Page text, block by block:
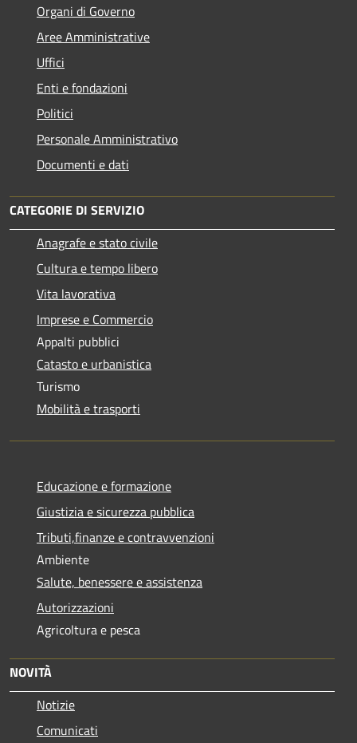
Organi di Governo
Aree Amministrative
Uffici
Enti e fondazioni
Politici
Personale Amministrativo
Documenti e dati
CATEGORIE DI SERVIZIO
Anagrafe e stato civile
Cultura e tempo libero
Vita lavorativa
Imprese e Commercio
Appalti pubblici
Catasto e urbanistica
Turismo
Mobilità e trasporti
Educazione e formazione
Giustizia e sicurezza pubblica
Tributi,finanze e contravvenzioni
Ambiente
Salute, benessere e assistenza
Autorizzazioni
Agricoltura e pesca
NOVITÀ
Notizie
Comunicati